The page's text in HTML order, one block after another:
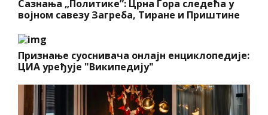
Сазнања „Политике”: Црна Гора следећа у
војном савезу Загреба, Тиране и Приштине
Признање суоснивача онлајн енциклопедије:
ЦИА уређује "Википедију"